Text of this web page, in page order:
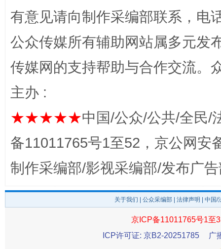
这是一记警钟！ 谢
有意见请向制作采编部联系，电
公众传媒所有辅助网站属多元发
传媒网的支持帮助与合作交流。
主办 :
★★★★★中国/公众/公共/全民/
备11011765号1至52，京公网安
制作采编部/影视采编部/发布广
关于我们 公众采编部 法律声明 | 中国
京ICP备11011765号1至
ICP许可证: 京B2-20251785
广